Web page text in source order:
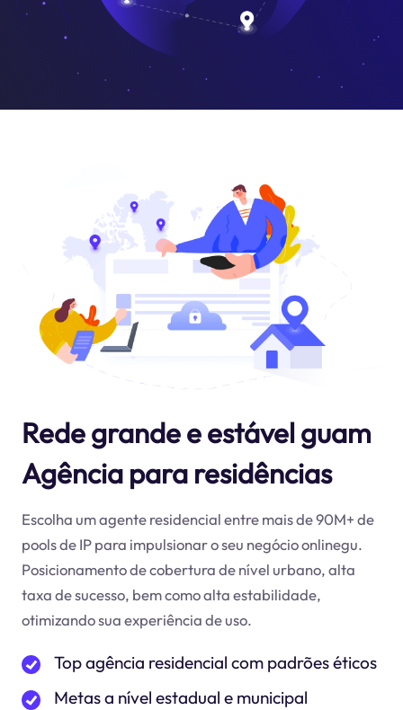
Rede grande e estável guam
Agência para residências
Escolha um agente residencial entre mais de 90M+ de
pools de IP para impulsionar o seu negócio onlinegu.
Posicionamento de cobertura de nível urbano, alta
taxa de sucesso, bem como alta estabilidade,
otimizando sua experiência de uso.
Top agência residencial com padrões éticos
Metas a nível estadual e municipal